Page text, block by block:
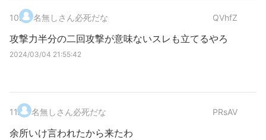
10. 名無しさん必死だな QVhfZ
攻撃力半分の二回攻撃が意味ないスレも立てるやろ
2024/03/04 21:55:42
11. 名無しさん必死だな PRsAV
余所いけ言われたから来たわ